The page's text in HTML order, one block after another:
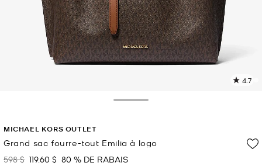
4.7
MICHAEL KORS OUTLET
Grand sac fourre-tout Emilia à logo
était
598 $ maintenant
119.60 $ 80 % DE RABAIS